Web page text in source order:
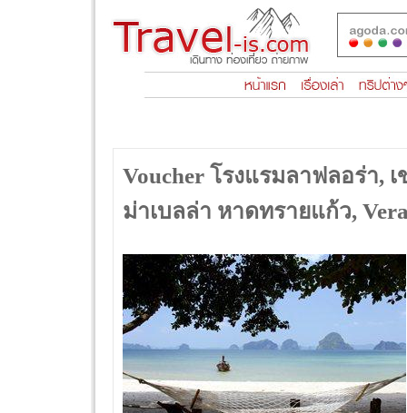
Voucher โรงแรมลาฟลอร่า,
ม่าเบลล่า หาดทรายแก้ว,